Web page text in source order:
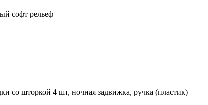
софт рельеф
со шторкой 4 шт, ночная задвижка, ручка (пластик)